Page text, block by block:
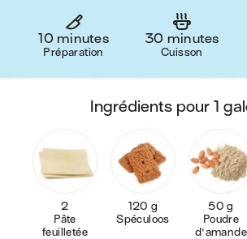
10 minutes
Préparation
30 minutes
Cuisson
ingrédients pour 1
2
Pâte
feuilletée
120 g
Spéculoos
50 g
Poudre
d'amande